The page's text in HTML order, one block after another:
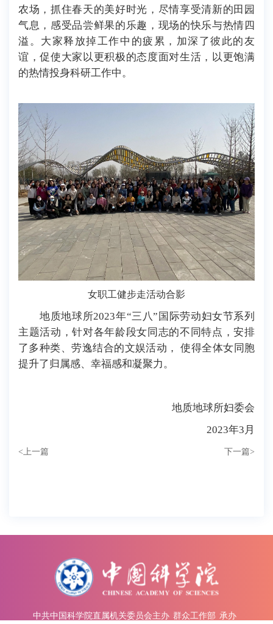
农场，抓住春天的美好时光，尽情享受清新的田园
气息，感受品尝鲜果的乐趣，现场的快乐与热情四
溢。大家释放掉工作中的疲累，加深了彼此的友
谊，促使大家以更积极的态度面对生活，以更饱满
的热情投身科研工作中。
女职工健步走活动合影
地质地球所2023年“三八”国际劳动妇女节系列
主题活动，针对各年龄段女同志的不同特点，安排
了多种类、劳逸结合的文娱活动， 使得全体女同胞
提升了归属感、幸福感和凝聚力。
地质地球所妇委会
2023年3月
< 上一篇 下一篇>
中共中国科学院直属机关委员会主办 群众工作部 承办